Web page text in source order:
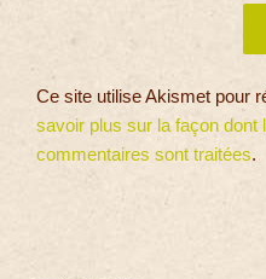
Ce site utilise Akismet pour
savoir plus sur la façon dont
commentaires sont traitées.